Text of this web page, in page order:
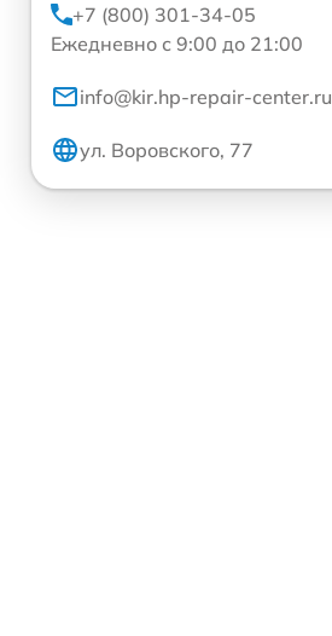
+7 (800) 301-34-05
Ежедневно с 9:00 до 21:00
info@kir.hp-repair-center.ru
ул. Воровского, 77